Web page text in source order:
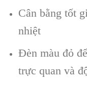
Cân bằng tốt
nhiệt
Đèn màu đỏ
trực quan và